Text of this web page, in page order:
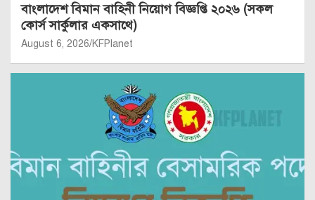
বাংলাদেশ বিমান বাহিনী নিয়োগ বিজ্ঞপ্তি ২০২৬ (সকল
কোর্স সার্কুলার একসাথে)
August 6, 2026 KFPlanet